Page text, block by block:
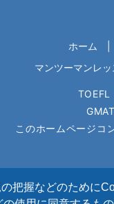
把握などのために
ホーム
マンツーマンレ
このホームページコ